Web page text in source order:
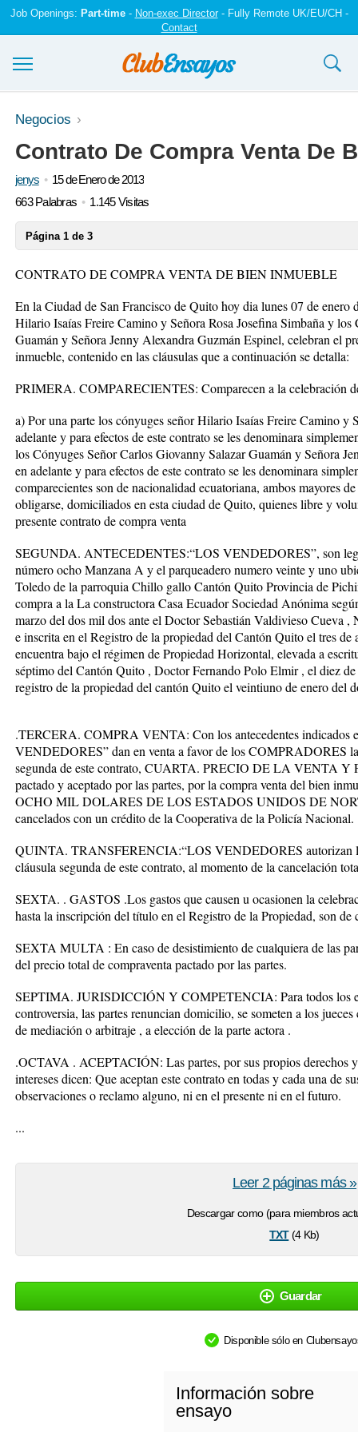
Job Openings: Part-time- Non-exec Director- Fully Remote UK/EU/CH -
Contact
Ensayos y trabajos
Registrarse
Iniciar sesión
Negocios
Contrato De Compra Venta De
jenys
15 de Enero de 2013
663 Palabras
1.145 Visitas
Página 1 de 3
CONTRATO DE COMPRA VENTA DE BIEN INMUEBLE
En la Ciudad de San Francisco de Quito hoy dia lunes 07 de enero
Hilario Isaías Freire Camino y Señora Rosa Josefina Simbaña y
Guamán y Señora Jenny Alexandra Guzmán Espinel, celebran el
inmueble, contenido en las cláusulas que a continuación se detalla:
PRIMERA. COMPARECIENTES: Comparecen a la celebración
a) Por una parte los cónyuges señor Hilario Isaías Freire Camino y
adelante y para efectos de este contrato se les denominara
los Cónyuges Señor Carlos Giovanny Salazar Guamán y Señora
en adelante y para efectos de este contrato se les denominara
comparecientes son de nacionalidad ecuatoriana, ambos mayores
obligarse, domiciliados en esta ciudad de Quito, quienes libre y
presente contrato de compra venta
SEGUNDA. ANTECEDENTES:“LOS VENDEDORES”, son
número ocho Manzana A y el parqueadero numero veinte y uno
Toledo de la parroquia Chillo gallo Cantón Quito Provincia de
compra a la La constructora Casa Ecuador Sociedad Anónima
marzo del dos mil dos ante el Doctor Sebastián Valdivieso Cueva
e inscrita en el Registro de la propiedad del Cantón Quito el tres
encuentra bajo el régimen de Propiedad Horizontal, elevada a
séptimo del Cantón Quito , Doctor Fernando Polo Elmir , el diez
registro de la propiedad del cantón Quito el veintiuno de enero del
.TERCERA. COMPRA VENTA: Con los antecedentes indicados
VENDEDORES” dan en venta a favor de los COMPRADORES
segunda de este contrato, CUARTA. PRECIO DE LA VENTA
pactado y aceptado por las partes, por la compra venta del bien
OCHO MIL DOLARES DE LOS ESTADOS UNIDOS DE
cancelados con un crédito de la Cooperativa de la Policía Nacional.
QUINTA. TRANSFERENCIA:“LOS VENDEDORES autorizan
cláusula segunda de este contrato, al momento de la cancelación
SEXTA. . GASTOS .Los gastos que causen u ocasionen la
hasta la inscripción del título en el Registro de la Propiedad, son
SEXTA MULTA : En caso de desistimiento de cualquiera de las
del precio total de compraventa pactado por las partes.
SEPTIMA. JURISDICCIÓN Y COMPETENCIA: Para todos los
controversia, las partes renuncian domicilio, se someten a los
de mediación o arbitraje , a elección de la parte actora .
.OCTAVA . ACEPTACIÓN: Las partes, por sus propios derechos
intereses dicen: Que aceptan este contrato en todas y cada una de
observaciones o reclamo alguno, ni en el presente ni en el futuro.
...
Descargar como (para miembros
txt(4 Kb)
Leer 2 páginas más »
Guardar
Disponible sólo en
Información sobre
ensayo